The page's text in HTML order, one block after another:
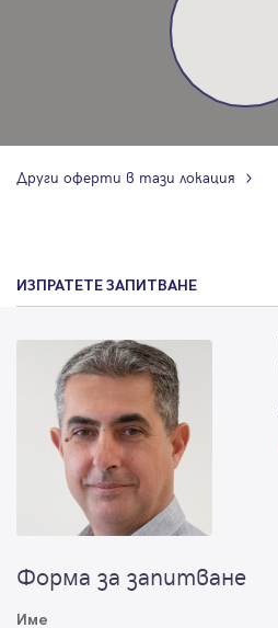
Други оферти в тази локация
ИЗПРАТЕТЕ ЗАПИТВАНЕ
Форма за запитване
Име